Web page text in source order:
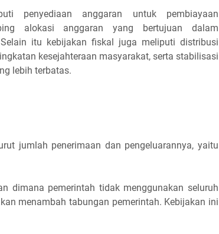
penyediaan anggaran untuk pembiayaan
alokasi anggaran yang bertujuan dalam
itu kebijakan fiskal juga meliputi distribusi
kesejahteraan masyarakat, serta stabilisasi
lebih terbatas.
jumlah penerimaan dan pengeluarannya, yaitu
dimana pemerintah tidak menggunakan seluruh
menambah tabungan pemerintah. Kebijakan ini